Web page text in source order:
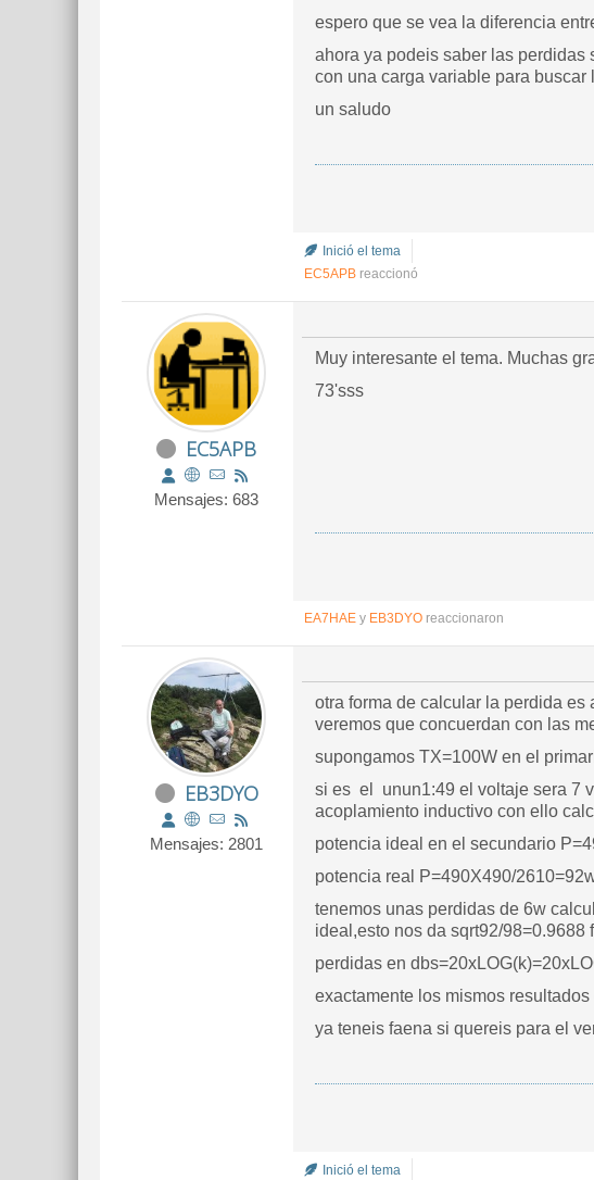
espero que se vea la diferencia
ahora ya podeis saber las
con una carga variable para
un saludo
Inició el tema
EC5APB reaccionó
EC5APB
Mensajes: 683
Muy interesante el tema. Muchas
73'sss
EA7HAE y EB3DYO reaccionaron
EB3DYO
Mensajes: 2801
otra forma de calcular la perdida
veremos que concuerdan con las
supongamos TX=100W en el
si es el unun1:49 el voltaje sera 7
acoplamiento inductivo con ello
potencia ideal en el secundario
potencia real P=490X490/
tenemos unas perdidas de 6w
ideal,esto nos da sqrt92/98=0.9688
perdidas en
exactamente los mismos
ya teneis faena si quereis para el
Inició el tema